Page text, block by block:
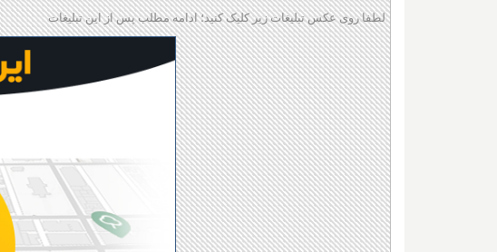
لطفا روی عکس تبلیغات زیر کلیک کنید؛ ادامه مطلب پس از این تبلیغات